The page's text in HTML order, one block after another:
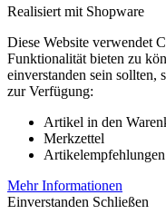
Realisiert mit Shopware
Diese Website verwendet
Funktionalität bieten zu
einverstanden sein sollten,
zur Verfügung:
Artikel in den
Merkzettel
Mehr Informationen
Einverstanden Schließen